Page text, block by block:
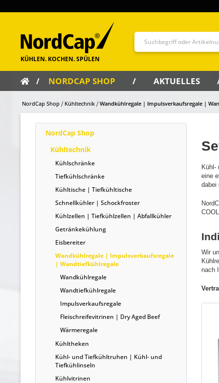
NORDCAP SHOP AKTUELLES
NordCap Shop Kühltechnik Wandkühlregale | Impulsverkaufsregale |
NordCap Shop
Kühltechnik
Kühlschränke
Tiefkühlschränke
Kühltische | Tiefkühltische
Schnellkühler | Schockfroster
Kühlzellen | Tiefkühlzellen | Abfallkühler
Getränkekühlung
Eisbereiter
Wandkühlregale | Impulsverkaufsregale
| Wandtiefkühlregale
Wandkühlregale
Wandtiefkühlregale
Impulsverkaufsregale
Fleischreifevitrinen | Dry Aged Beef
Wärmeregale
Kühltheken
Kühl- und Tiefkühltruhen | Kühl- und
Tiefkühlinseln
Kühlvitrinen
Kühl-
eine
dabei
Wir
nach